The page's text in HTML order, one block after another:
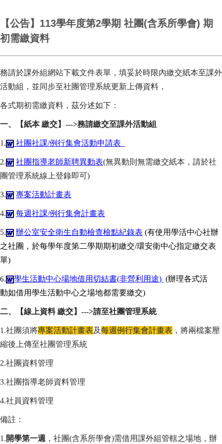
【公告】113學年度第2學期 社團(含系所學會) 期
初需繳資料
務請於課外組網站下載文件表單，填妥於時限內繳交紙本至課外
活動組，並同步至社團管理系統更新上傳資料，
各式期初需繳資料，茲分述如下：
一、【紙本 繳交】--->務請繳交至課外活動組
1. 社團社課/例行集會活動申請表
2. 社團指導老師新聘異動表(無異動則無需繳交紙本，請於社
團管理系統線上登錄即可)
3. 專案活動計畫表
4. 每週社課/例行集會計畫表
5. 辦公室安全衛生自動檢查檢點紀錄表 (有使用學活中心社辦
之社團，於每學年度第二學期期初繳交/環安衛中心指定繳交表
單)
6. 學生活動中心場地借用切結書(非營利用途) (辦理各式活
動如借用學生活動中心之場地都需要繳交)
二、【線上資料 繳交】--->請至社團管理系統
1.社團須將專案活動計畫表及每週例行集會計畫表 ，將兩檔案壓
縮後上傳至社團管理系統
2.社團資料管理
3.社團指導老師資料管理
4.社員資料管理
備註：
1.開學第一週 ，社團(含系所學會)需借用課外組管轄之場地，辦